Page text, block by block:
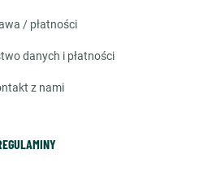
/ płatności
danych i płatności
z nami